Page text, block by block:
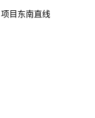
目东南直线